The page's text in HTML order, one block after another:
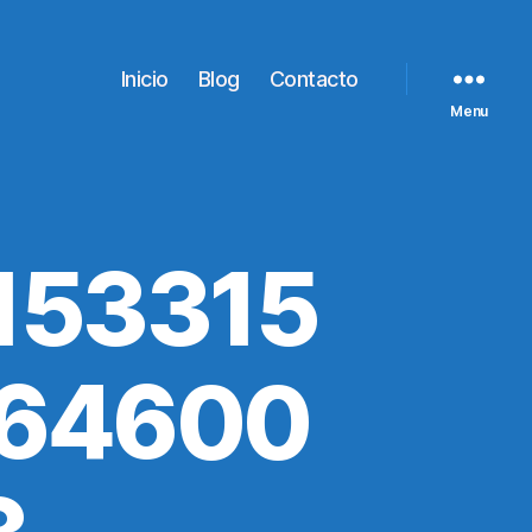
Inicio Blog Contacto
Menu